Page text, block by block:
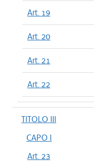
Art. 19
Art. 20
Art. 21
Art. 22
TITOLO III
CAPO I
Art. 23